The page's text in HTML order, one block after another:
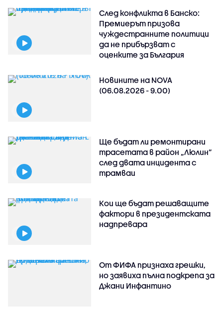
След конфликта в Банско:
Премиерът призова
чуждестранните политици
да не прибързват с
оценките за България
Новините на NOVA
(06.08.2026 - 9.00)
Ще бъдат ли ремонтирани
трасетата в район „Люлин”
след двата инцидента с
трамваи
Кои ще бъдат решаващите
фактори в президентската
надпревара
От ФИФА признаха грешки,
но заявиха пълна подкрепа за
Джани Инфантино